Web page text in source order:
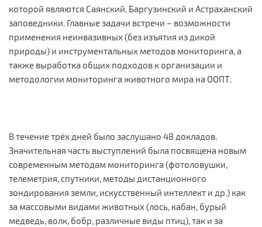
которой являются Саянский, Баргузинский и Астраханский
заповедники. Главные задачи встречи – возможности
применения неинвазивных (без изъятия из дикой
природы) и инструментальных методов мониторинга, а
также выработка общих подходов к организации и
методологии мониторинга животного мира на ООПТ.
В течение трёх дней было заслушано 48 докладов.
Значительная часть выступлений была посвящена новым
современным методам мониторинга (фотоловушки,
телеметрия, спутники, методы дистанционного
зондирования земли, искусственный интеллект и др.) как
за массовыми видами животных (лось, кабан, бурый
медведь, волк, бобр, различные виды птиц), так и за